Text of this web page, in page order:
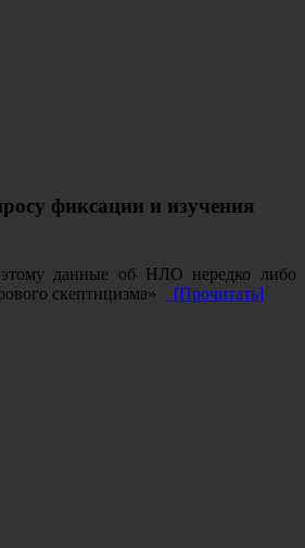
фиксации и изучения
данные об НЛО нередко либо
скептицизма»
[Прочитать]